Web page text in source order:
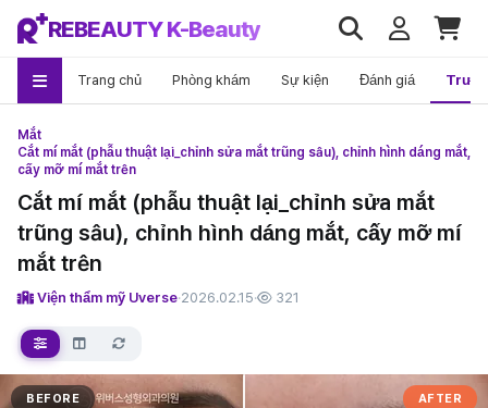
REBEAUTY K-Beauty
Trang chủ Phòng khám Sự kiện Đánh giá
Mắt
Cắt mí mắt (phẫu thuật lại_chỉnh sửa mắt trũng sâu), chỉnh hình dáng mắt,
cấy mỡ mí mắt trên
Cắt mí mắt (phẫu thuật lại_chỉnh sửa mắt
trũng sâu), chỉnh hình dáng mắt, cấy mỡ mí
mắt trên
Viện thẩm mỹ Uverse·2026.02.15· 321
AFTER
BEFORE